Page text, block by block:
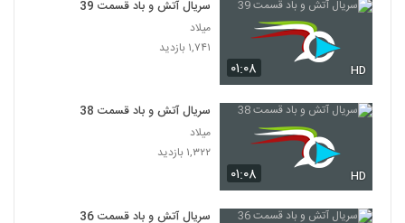
۰۱:۰۸ HD
سریال آتش و باد قسمت 39
میلاد
۱,۷۴۱ بازدید
۰۱:۰۸ HD
سریال آتش و باد قسمت 38
میلاد
۱,۳۲۲ بازدید
سریال آتش و باد قسمت 36